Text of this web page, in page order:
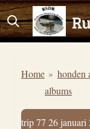
Ga
direct
hoofdinhoud
Home » honden
albums
trip 77 26 januari